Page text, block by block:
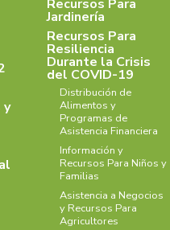
y
Recursos Para
Jardinería
Recursos Para
Resiliencia
Durante la Crisis
del COVID-19
Distribución de
Alimentos y
Programas de
Asistencia Financiera
Información y
Recursos Para Niños y
Familias
Asistencia a Negocios
y Recursos Para
Agricultores